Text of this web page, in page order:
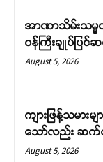
အာဏာသိမ်းသမ္
ဝန်ကြီးချုပ်ပြင်
August 5, 2026
ကျားဖြန့်သမား
သော်လည်း ဆက်
August 5, 2026